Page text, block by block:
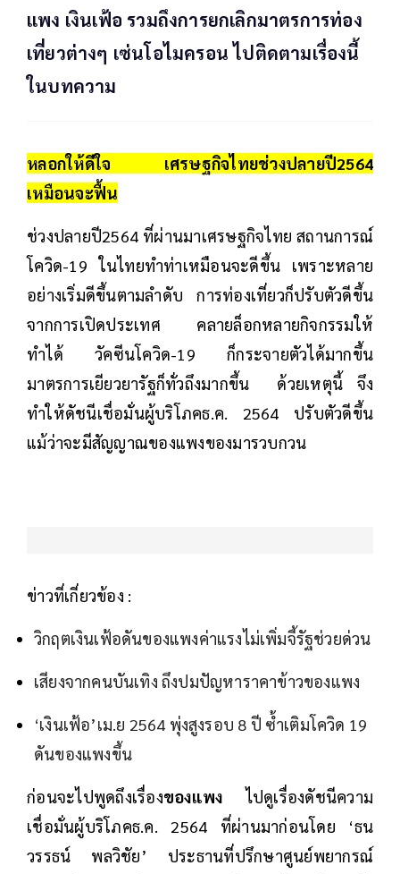
แพง เงินเฟ้อ รวมถึงการยกเลิกมาตรการท่อง
เที่ยวต่างๆ เซ่นโอไมครอน ไปติดตามเรื่องนี้
ในบทความ
หลอกให้ดีใจ เศรษฐกิจไทยช่วงปลายปี2564
เหมือนจะฟื้น
ช่วงปลายปี2564 ที่ผ่านมาเศรษฐกิจไทย สถานการณ์
โควิด-19 ในไทยทำท่าเหมือนจะดีขึ้น เพราะหลาย
อย่างเริ่มดีขึ้นตามลำดับ การท่องเที่ยวก็ปรับตัวดีขึ้น
จากการเปิดประเทศ คลายล็อกหลายกิจกรรมให้
ทำได้ วัคซีนโควิด-19 ก็กระจายตัวได้มากขึ้น
มาตรการเยียวยารัฐก็ทั่วถึงมากขึ้น ด้วยเหตุนี้ จึง
ทำให้ดัชนีเชื่อมั่นผู้บริโภคธ.ค. 2564 ปรับตัวดีขึ้น
แม้ว่าจะมีสัญญาณของแพงของมารวบกวน
ข่าวที่เกี่ยวข้อง :
วิกฤตเงินเฟ้อดันของแพงค่าแรงไม่เพิ่มจี้รัฐช่วยด่วน
เสียงจากคนบันเทิง ถึงปมปัญหาราคาข้าวของแพง
‘เงินเฟ้อ’เม.ย 2564 พุ่งสูงรอบ 8 ปี ซ้ำเติมโควิด 19
ดันของแพงขึ้น
ก่อนจะไปพูดถึงเรื่องของแพง ไปดูเรื่องดัชนีความ
เชื่อมั่นผู้บริโภคธ.ค. 2564 ที่ผ่านมาก่อนโดย ‘ธน
วรรธน์ พลวิชัย’ ประธานที่ปรึกษาศูนย์พยากรณ์